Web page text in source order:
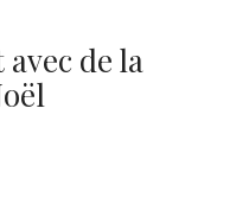
de la